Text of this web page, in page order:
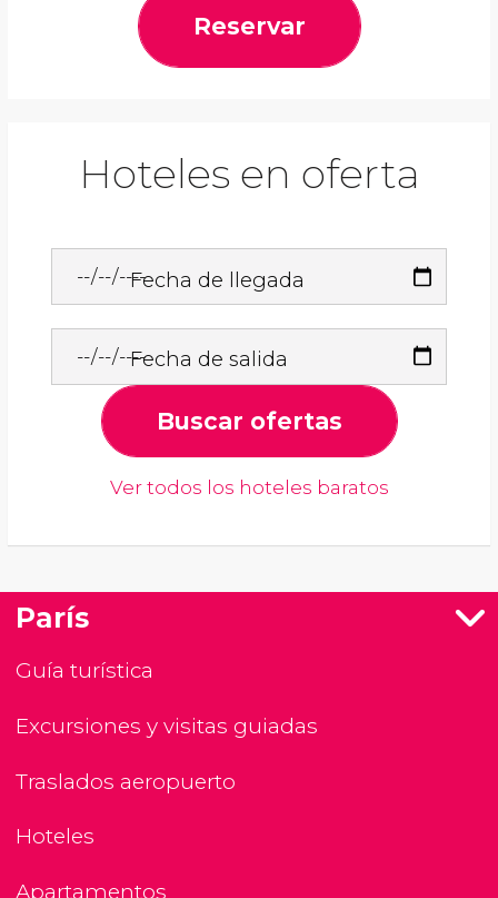
Reservar
Hoteles en oferta
Fecha de llegada
Fecha de salida
Buscar ofertas
Ver todos los hoteles baratos
París
Guía turística
Excursiones y visitas guiadas
Traslados aeropuerto
Hoteles
Apartamentos